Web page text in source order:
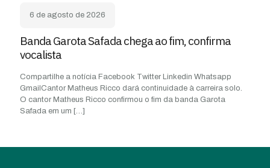
6 de agosto de 2026
Banda Garota Safada chega ao fim, confirma
vocalista
Compartilhe a notícia Facebook Twitter Linkedin Whatsapp
GmailCantor Matheus Ricco dará continuidade à carreira solo.
O cantor Matheus Ricco confirmou o fim da banda Garota
Safada em um […]